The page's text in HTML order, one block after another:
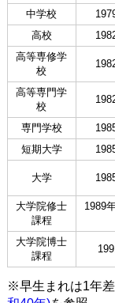
中学校
高校
高等専修学
校
高等専門学
校
専門学校
短期大学
大学
大学院修士
課程
1989
大学院博士
課程
※早生まれは1年